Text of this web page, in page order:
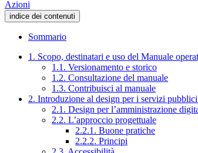
Azioni
indice dei contenuti
Sommario
1. Scopo, destinatari e uso del Manuale
1.1. Versionamento e storico
1.2. Consultazione del manuale
1.3. Contribuisci al manuale
2. Introduzione al design per i servizi
2.1. Design per l’amministrazione
2.2. L’approccio progettuale
2.2.1. Buone pratiche
2.2.2. Principi